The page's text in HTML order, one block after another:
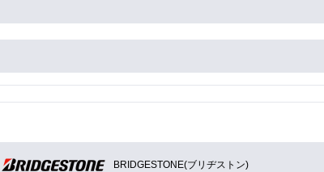
BRIDGESTONE(ブリヂストン)